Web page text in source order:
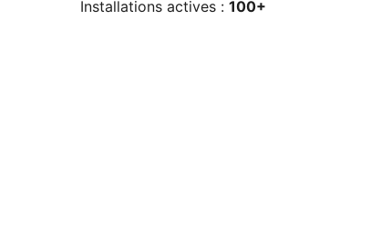
Installations actives : 100+